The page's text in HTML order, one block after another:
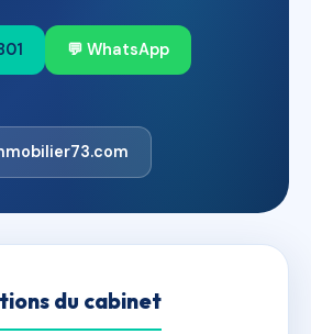
💬 WhatsApp
du cabinet